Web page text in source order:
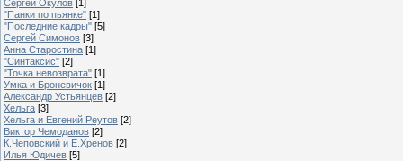
Сергей Окулов [1]
"Панки по пьянке" [1]
"Последние кадры" [5]
Сергей Симонов [3]
Анна Старостина [1]
"Синтаксис" [2]
"Точка невозврата" [1]
Умка и Броневичок [1]
Александр Устьянцев [2]
Хельга [3]
Хельга и Евгений Реутов [2]
Виктор Чемоданов [2]
К.Чеповский и Е.Хренов [2]
Илья Юдичев [5]